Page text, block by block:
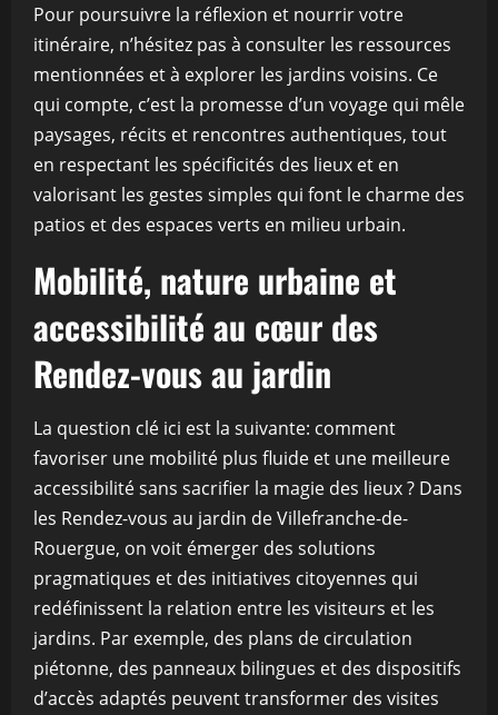
Pour poursuivre la réflexion et nourrir votre
itinéraire, n’hésitez pas à consulter les ressources
mentionnées et à explorer les jardins voisins. Ce
qui compte, c’est la promesse d’un voyage qui mêle
paysages, récits et rencontres authentiques, tout
en respectant les spécificités des lieux et en
valorisant les gestes simples qui font le charme des
patios et des espaces verts en milieu urbain.
Mobilité, nature urbaine et
accessibilité au cœur des
Rendez-vous au jardin
La question clé ici est la suivante: comment
favoriser une mobilité plus fluide et une meilleure
accessibilité sans sacrifier la magie des lieux ? Dans
les Rendez-vous au jardin de Villefranche-de-
Rouergue, on voit émerger des solutions
pragmatiques et des initiatives citoyennes qui
redéfinissent la relation entre les visiteurs et les
jardins. Par exemple, des plans de circulation
piétonne, des panneaux bilingues et des dispositifs
d’accès adaptés peuvent transformer des visites